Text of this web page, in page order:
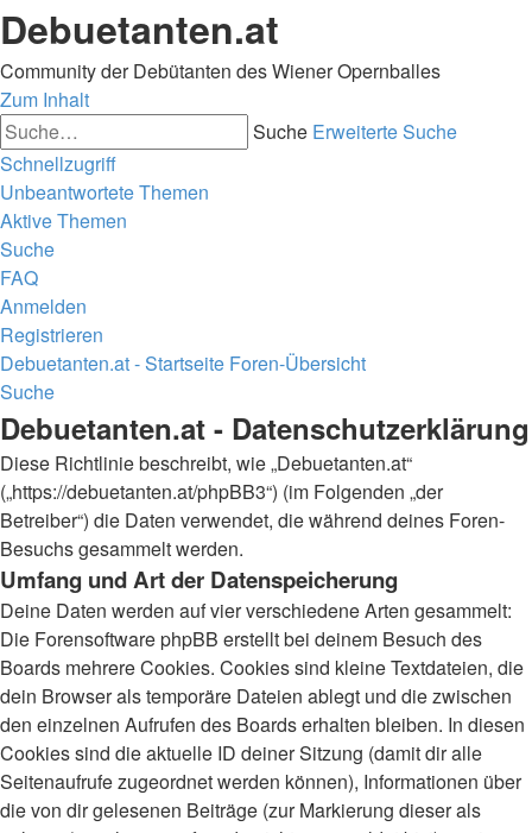
Debuetanten.at
Community der Debütanten des Wiener Opernballes
Zum Inhalt
Suche Erweiterte Suche
Schnellzugriff
Unbeantwortete Themen
Aktive Themen
Suche
FAQ
Anmelden
Registrieren
Debuetanten.at - Startseite Foren-Übersicht
Suche
Debuetanten.at - Datenschutzerklärung
Diese Richtlinie beschreibt, wie „Debuetanten.at“
(„https://debuetanten.at/phpBB3“) (im Folgenden „der
Betreiber“) die Daten verwendet, die während deines Foren-
Besuchs gesammelt werden.
Umfang und Art der Datenspeicherung
Deine Daten werden auf vier verschiedene Arten gesammelt:
Die Forensoftware phpBB erstellt bei deinem Besuch des
Boards mehrere Cookies. Cookies sind kleine Textdateien, die
dein Browser als temporäre Dateien ablegt und die zwischen
den einzelnen Aufrufen des Boards erhalten bleiben. In diesen
Cookies sind die aktuelle ID deiner Sitzung (damit dir alle
Seitenaufrufe zugeordnet werden können), Informationen über
die von dir gelesenen Beiträge (zur Markierung dieser als